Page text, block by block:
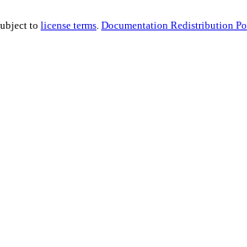
to license terms Documentation Redistribution